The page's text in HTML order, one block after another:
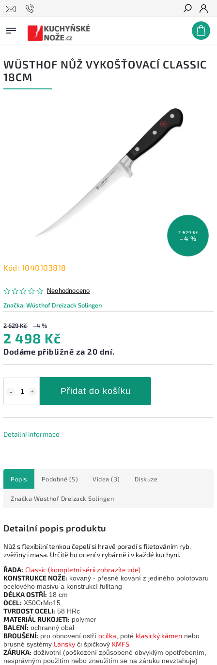
Hledat
WÜSTHOF NŮŽ VYKOŠŤOVACÍ CLASSIC
18CM
2 629 Kč
–4 %
Kód: 1040103818
Neohodnoceno
Značka:Wüsthof Dreizack Solingen
2 629 Kč –4 %
2 498 Kč
Dodáme přibližně za 20 dní.
Přidat do košíku
Detailní informace
Popis Podobné (5) Videa (3) Diskuze
Značka Wüsthof Dreizack Solingen
Detailní popis produktu
Nůž s flexibilní tenkou čepelí si hravě poradí s filetováním ryb,
zvěřiny i masa. Určitě ho ocení v rybárně i v každé kuchyni.
ŘADA: Classic (kompletní sérii zobrazíte zde)
KONSTRUKCE NOŽE: kovaný - přesné kování z jediného polotovaru
ocelového masivu a konstrukcí fulltang
DÉLKA OSTŘÍ: 18 cm
OCEL: X50CrMo15
TVRDOST OCELI: 58 HRc
MATERIÁL RUKOJETI: polymer
BALENÍ: ochranný obal
BROUŠENÍ: pro obnovení ostří ocílka , poté klasický kámen nebo
brusné systémy Lansky či špičkový KMFS
ZÁRUKA: doživotní (poškození způsobené obvyklým opotřebením,
nesprávným použitím nebo zneužitím se na záruku nevztahuje)